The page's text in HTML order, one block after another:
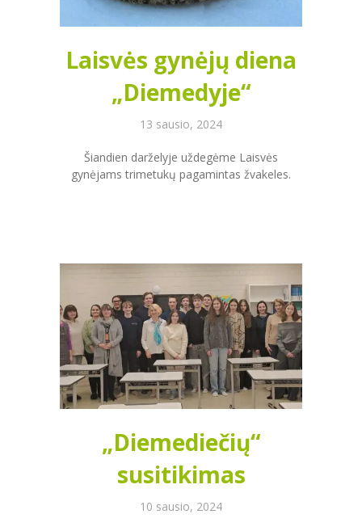
Laisvės gynėjų diena
„Diemedyje“
13 sausio, 2024
Šiandien darželyje uždegėme Laisvės
gynėjams trimetukų pagamintas žvakeles.
„Diemediečių“
susitikimas
10 sausio, 2024